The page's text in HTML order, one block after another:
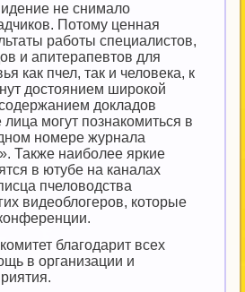
не снимало
Потому ценная
работы специалистов,
и апитерапевтов для
как пчел, так и человека, к
достоянием широкой
докладов
могут познакомиться в
номере журнала
Также наиболее яркие
в ютубе на каналах
пчеловодства
видеоблогеров, которые
благодарит всех
в организации и